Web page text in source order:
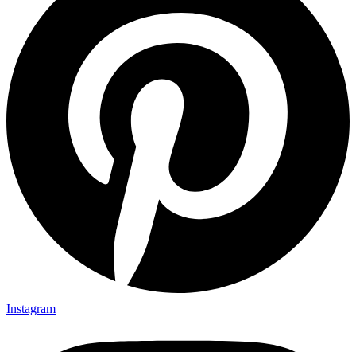
Instagram